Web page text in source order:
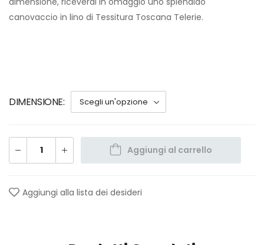
canovaccio in lino di Tessitura Toscana Telerie.
DIMENSIONE
Aggiungi al carrello
Aggiungi alla lista dei desideri